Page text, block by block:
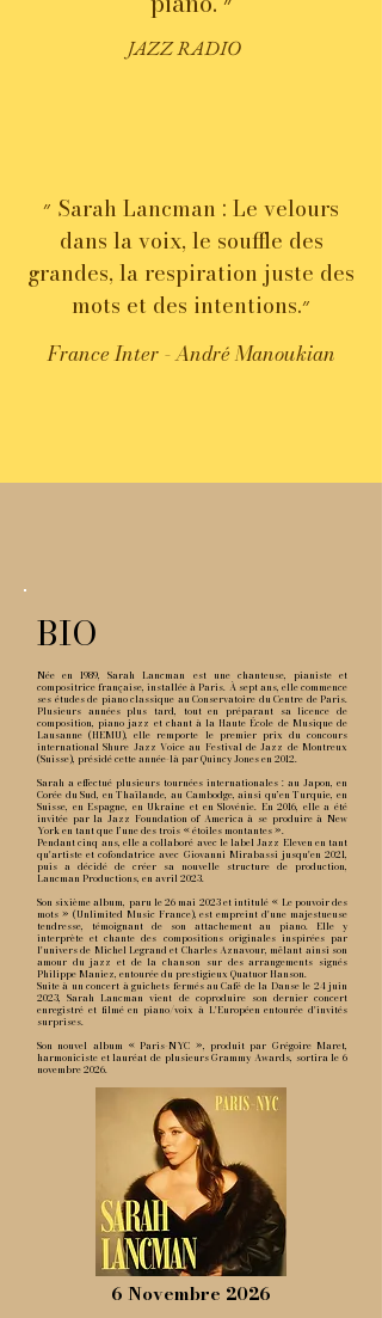
JAZZ RADIO
״ Sarah Lancman : Le velours
dans la voix, le souffle des
grandes, la respiration juste des
mots et des intentions.״
France Inter - André Manoukian
BIO
Née en 1989, Sarah Lancman est une chanteuse, pianiste et
compositrice française, installée à Paris. À sept ans, elle commence
ses études de piano classique au Conservatoire du Centre de Paris.
Plusieurs années plus tard, tout en préparant sa licence de
composition, piano jazz et chant à la Haute École de Musique de
Lausanne (HEMU), elle remporte le premier prix du concours
international Shure Jazz Voice au Festival de Jazz de Montreux
(Suisse), présidé cette année-là par Quincy Jones en 2012.
Sarah a effectué plusieurs tournées internationales : au Japon, en
Corée du Sud, en Thaïlande, au Cambodge, ainsi qu’en Turquie, en
Suisse, en Espagne, en Ukraine et en Slovénie. En 2016, elle a été
invitée par la Jazz Foundation of America à se produire à New
York en tant que l’une des trois « étoiles montantes ».
Pendant cinq ans, elle a collaboré avec le label Jazz Eleven en tant
qu'artiste et cofondatrice avec Giovanni Mirabassi jusqu'en 2021,
puis a décidé de créer sa nouvelle structure de production,
Lancman Productions, en avril 2023.
Son sixième album, paru le 26 mai 2023 et intitulé « Le pouvoir des
mots » (Unlimited Music France), est empreint d'une majestueuse
tendresse, témoignant de son attachement au piano. Elle y
interprète et chante des compositions originales inspirées par
l'univers de Michel Legrand et Charles Aznavour, mêlant ainsi son
amour du jazz et de la chanson sur des arrangements signés
Philippe Maniez, entourée du prestigieux Quatuor Hanson.
Suite à un concert à guichets fermés au Café de la Danse le 24 juin
2023, Sarah Lancman vient de coproduire son dernier concert
enregistré et filmé en piano/voix à L'Européen entourée d'invités
surprises.
Son nouvel album « Paris-NYC », produit par Grégoire Maret,
harmoniciste et lauréat de plusieurs Grammy Awards, sortira le 6
novembre 2026.
6 Novembre 2026